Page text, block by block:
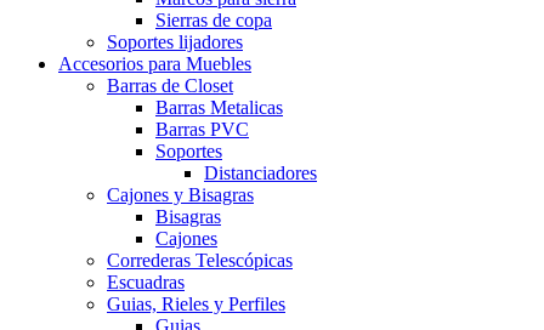
Sierras de copa
Soportes lijadores
Accesorios para Muebles
Barras de Closet
Barras Metalicas
Barras PVC
Soportes
Distanciadores
Cajones y Bisagras
Bisagras
Cajones
Correderas Telescópicas
Escuadras
Guias, Rieles y Perfiles
Guias